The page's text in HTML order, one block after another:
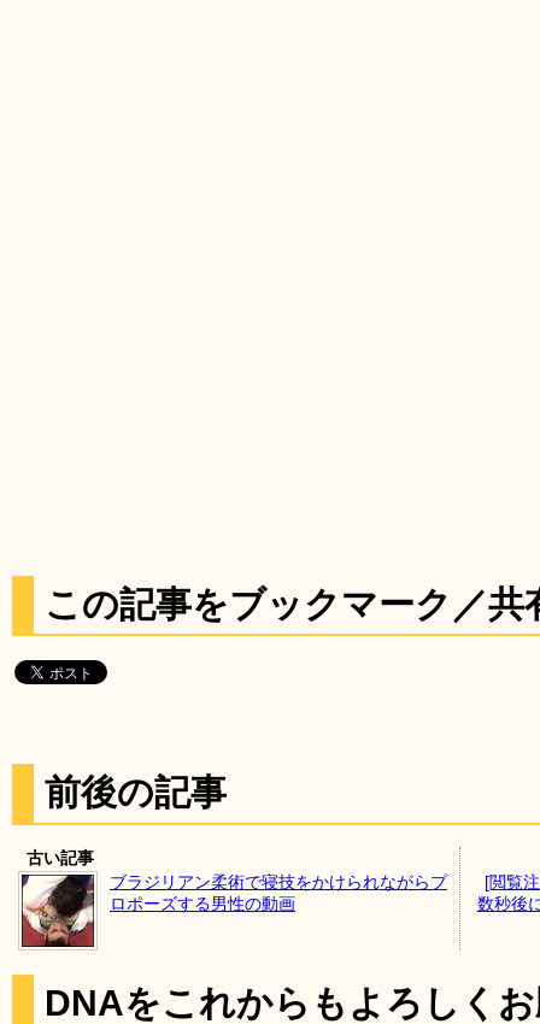
この記事をブックマーク／共
前後の記事
古い記事
ブラジリアン柔術で寝技をかけられながらプ
ロポーズする男性の動画
[閲覧
数秒後
DNAをこれからもよろしく